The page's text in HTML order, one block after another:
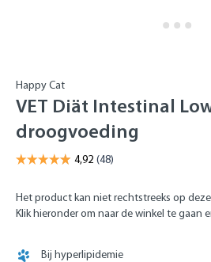
Happy Cat
VET Diät Intestinal
droogvoeding
Het product kan niet rechtstreeks op
Klik hieronder om naar de winkel te gaan
Bij hyperlipidemie